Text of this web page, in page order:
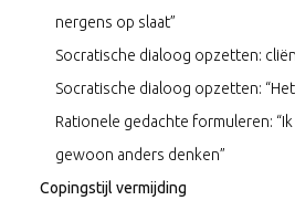
nergens op slaat”
Socratische dialoog opzetten:
Socratische dialoog opzetten:
Rationele gedachte formuleren:
gewoon anders denken”
Copingstijl vermijding